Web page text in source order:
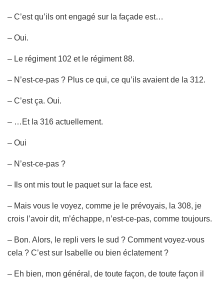
– C’est qu’ils ont engagé sur la façade est…
– Oui.
– Le régiment 102 et le régiment 88.
– N’est-ce-pas ? Plus ce qui, ce qu’ils avaient de la 312.
– C’est ça. Oui.
– …Et la 316 actuellement.
– Oui
– N’est-ce-pas ?
– Ils ont mis tout le paquet sur la face est.
– Mais vous le voyez, comme je le prévoyais, la 308, je
crois l’avoir dit, m’échappe, n’est-ce-pas, comme toujours.
– Bon. Alors, le repli vers le sud ? Comment voyez-vous
cela ? C’est sur Isabelle ou bien éclatement ?
– Eh bien, mon général, de toute façon, de toute façon il